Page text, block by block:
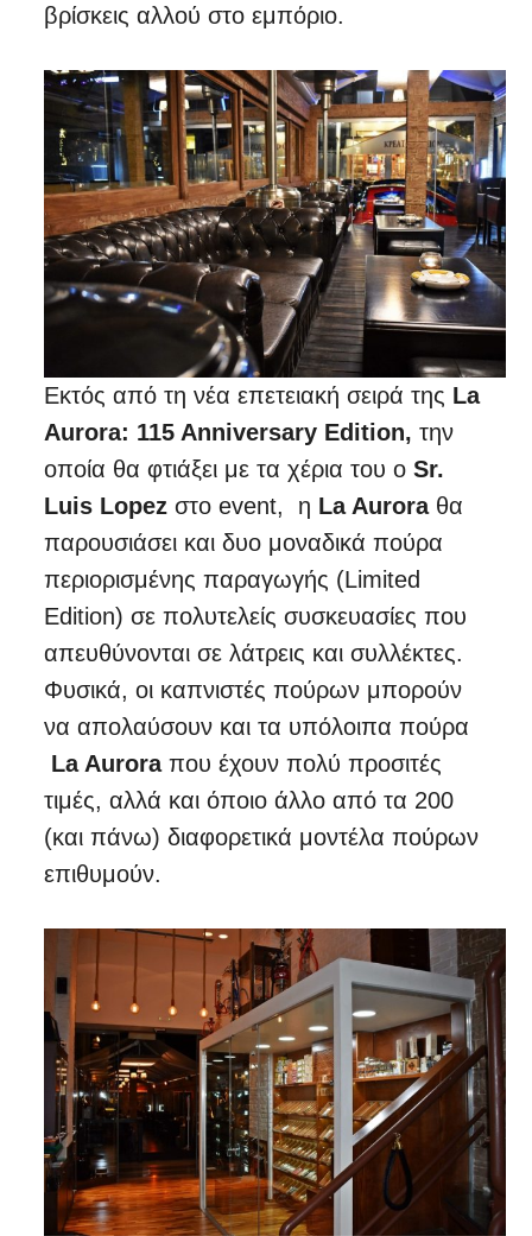
βρίσκεις αλλού στο εμπόριο.
Εκτός από τη νέα επετειακή σειρά της La
Aurora: 115 Anniversary Edition​, την
οποία θα φτιάξει με τα χέρια του ο Sr.
Luis Lopez ​ στο event, ​ η La Aurora ​ θα ​
παρουσιά​σ​ει και δυο μοναδικά πούρα
περιορισμένης παραγωγής (Limited
Edition) σε πολυτελείς συσκευασίες που
απευθύνονται σε λάτρεις και συλλέκτες.​
Φυσικά, οι καπνιστές πούρων μπορούν
να απολαύσουν και τα υπόλοιπα πούρα​
La Aurora​που ​έχουν πολύ προσιτές
τιμές, αλλά και όποιο άλλο από τα 200 ​
(και πάνω) διαφορετικά μοντέλα πούρων​
επιθυμούν.